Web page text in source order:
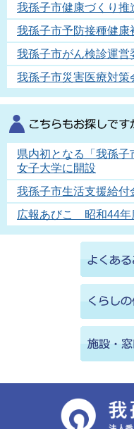
我孫子市健康づくり推
我孫子市予防接種健康
我孫子市がん検診運営
我孫子市災害医療対策
県内初となる「我孫子
女子大学に開設
我孫子市生活支援給付
広報あびこ 昭和44年